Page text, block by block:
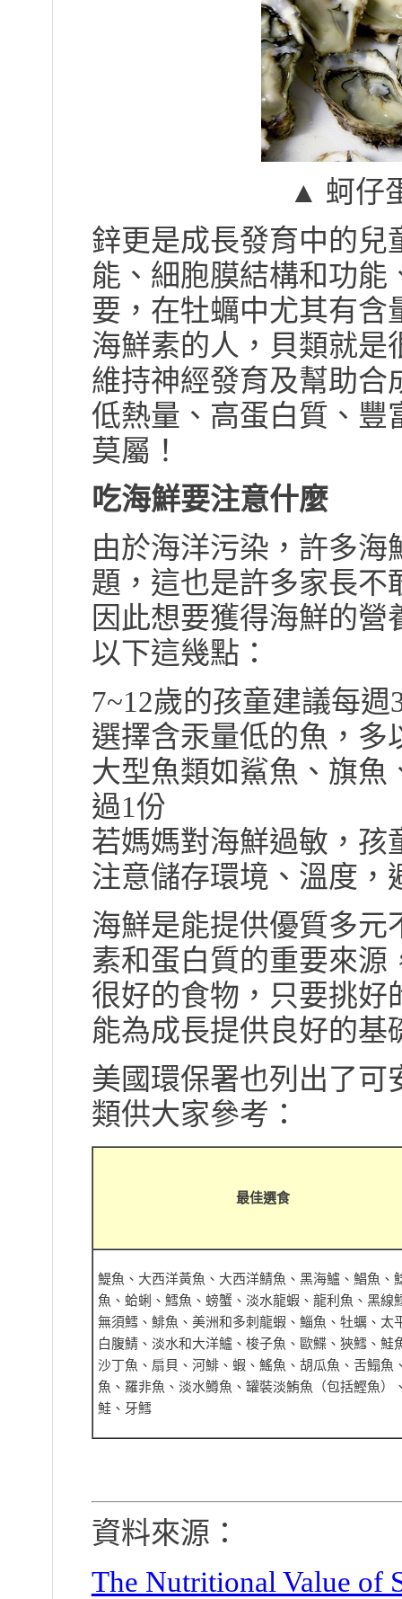
▲ 蚵仔
鋅更是成長發育中的兒
能、細胞膜結構和功能
要，在牡蠣中尤其有含
海鮮素的人，貝類就是
維持神經發育及幫助合
低熱量、高蛋白質、豐
莫屬！
吃海鮮要注意什麼
由於海洋污染，許多
題，這也是許多家長不
因此想要獲得海鮮的
以下這幾點：
7~12歲的孩童建議每
選擇含汞量低的魚，多
大型魚類如鯊魚、旗魚
過1份
若媽媽對海鮮過敏，孩
注意儲存環境、溫度，
海鮮是能提供優質多元
素和蛋白質的重要來源
很好的食物，只要挑好
能為成長提供良好的基
美國環保署也列出了可
類供大家參考：
最佳選食
鯷魚、大西洋黃魚、大西洋鯖魚、黑海鱸、鯧魚、
魚、蛤蜊、鱈魚、螃蟹、淡水龍蝦、龍利魚、黑線
無須鱈、鯡魚、美洲和多刺龍蝦、鯔魚、牡蠣、太
白腹鯖、淡水和大洋鱸、梭子魚、歐鰈、狹鱈、鮭
沙丁魚、扇貝、河鯡、蝦、鰩魚、胡瓜魚、舌鰨魚
魚、羅非魚、淡水鱒魚、罐裝淡鮪魚（包括鰹魚）
鮭、牙鱈
資料來源：
The Nutritional Value of